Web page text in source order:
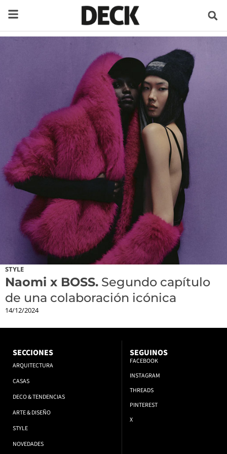
STYLE
Naomi x BOSS. Segundo capítulo
de una colaboración icónica
14/12/2024
SECCIONES
ARQUITECTURA
CASAS
DECO & TENDENCIAS
ARTE & DISEÑO
STYLE
NOVEDADES
SEGUINOS
FACEBOOK
INSTAGRAM
THREADS
PINTEREST
X